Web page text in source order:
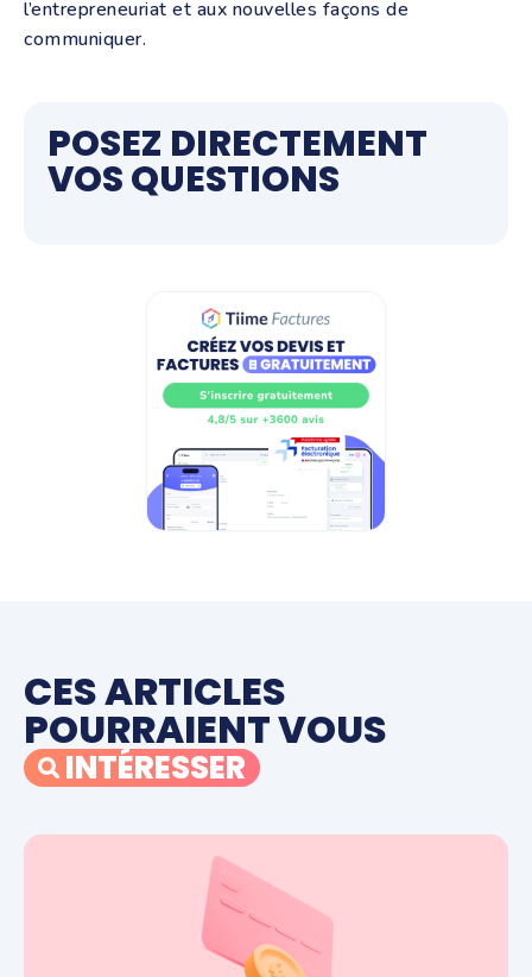
l’entrepreneuriat et aux nouvelles façons de
communiquer.
POSEZ DIRECTEMENT
VOS QUESTIONS
CES ARTICLES
POURRAIENT VOUS
INTÉRESSER